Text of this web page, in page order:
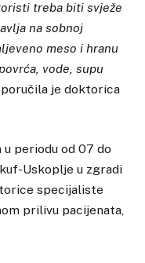
treba biti svježe
na sobnoj
meso i hranu
vode, supu
poručila je doktorica
periodu od 07 do
Uskoplje u zgradi
specijaliste
prilivu pacijenata,